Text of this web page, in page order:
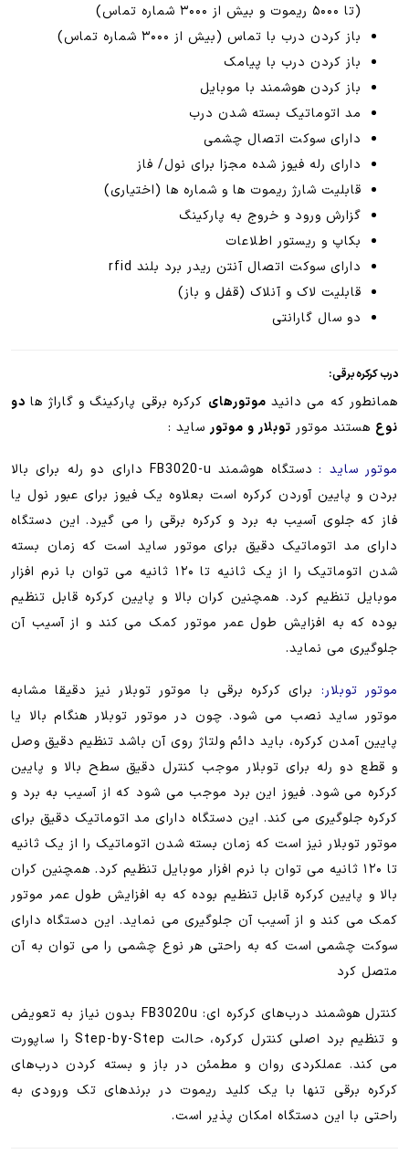
(تا ۵۰۰۰ ریموت و بیش از ۳۰۰۰ شماره تماس)
باز کردن درب با تماس (بیش از ۳۰۰۰ شماره تماس)
باز کردن درب با پیامک
باز کردن هوشمند با موبایل
مد اتوماتیک بسته شدن درب
دارای سوکت اتصال چشمی
دارای رله فیوز شده مجزا برای نول/ فاز
قابلیت شارژ ریموت ها و شماره ها (اختیاری)
گزارش ورود و خروج به پارکینگ
بکاپ و ریستور اطلاعات
دارای سوکت اتصال آنتن ریدر برد بلند rfid
قابلیت لاک و آنلاک (قفل و باز)
دو سال گارانتی
درب کرکره برقی :
همانطور که می دانید موتورهای کرکره برقی پارکینگ و گاراژ ها دو
نوع هستند موتور توبلار و موتور ساید :
موتور ساید :
دستگاه هوشمند FB3020-u دارای دو رله برای بالا
بردن و پایین آوردن کرکره است بعلاوه یک فیوز برای عبور نول یا
فاز که جلوی آسیب به برد و کرکره برقی را می گیرد. این دستگاه
دارای مد اتوماتیک دقیق برای موتور ساید است که زمان بسته
شدن اتوماتیک را از یک ثانیه تا ۱۲۰ ثانیه می توان با نرم افزار
موبایل تنظیم کرد. همچنین کران بالا و پایین کرکره قابل تنظیم
بوده که به افزایش طول عمر موتور کمک می کند و از آسیب آن
جلوگیری می نماید.
موتور توبلار: برای کرکره برقی با موتور توبلار نیز دقیقا مشابه
موتور ساید نصب می شود. چون در موتور توبلار هنگام بالا یا
پایین آمدن کرکره، باید دائم ولتاژ روی آن باشد تنظیم دقیق وصل
و قطع دو رله برای توبلار موجب کنترل دقیق سطح بالا و پایین
کرکره می شود. فیوز این برد موجب می شود که از آسیب به برد و
کرکره جلوگیری می کند. این دستگاه دارای مد اتوماتیک دقیق برای
موتور توبلار نیز است که زمان بسته شدن اتوماتیک را از یک ثانیه
تا ۱۲۰ ثانیه می توان با نرم افزار موبایل تنظیم کرد. همچنین کران
بالا و پایین کرکره قابل تنظیم بوده که به افزایش طول عمر موتور
کمک می کند و از آسیب آن جلوگیری می نماید. این دستگاه دارای
سوکت چشمی است که به راحتی هر نوع چشمی را می توان به آن
متصل کرد
کنترل هوشمند درب‌های کرکره ای: FB3020u بدون نیاز به تعویض
و تنظیم برد اصلی کنترل کرکره، حالت Step-by-Step را ساپورت
می کند. عملکردی روان و مطمئن در باز و بسته کردن درب‌های
کرکره برقی تنها با یک کلید ریموت در برندهای تک ورودی به
راحتی با این دستگاه امکان پذیر است.